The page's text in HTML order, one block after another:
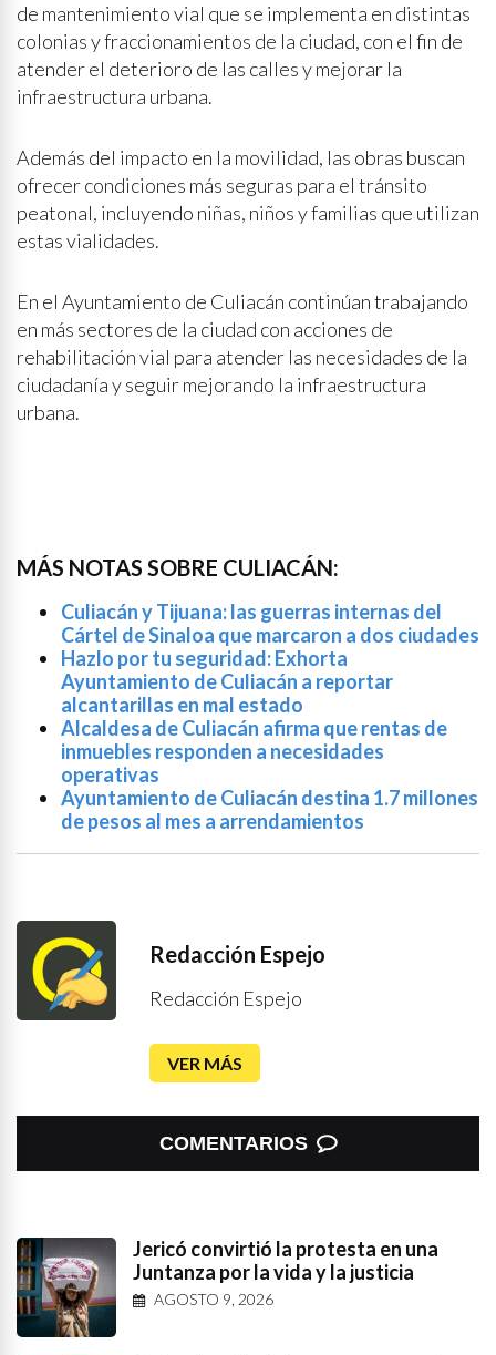
de mantenimiento vial que se implementa en distintas
colonias y fraccionamientos de la ciudad, con el fin de
atender el deterioro de las calles y mejorar la
infraestructura urbana.
Además del impacto en la movilidad, las obras buscan
ofrecer condiciones más seguras para el tránsito
peatonal, incluyendo niñas, niños y familias que utilizan
estas vialidades.
En el Ayuntamiento de Culiacán continúan trabajando
en más sectores de la ciudad con acciones de
rehabilitación vial para atender las necesidades de la
ciudadanía y seguir mejorando la infraestructura
urbana.
MÁS NOTAS SOBRE CULIACÁN:
Culiacán y Tijuana: las guerras internas del
Cártel de Sinaloa que marcaron a dos ciudades
Hazlo por tu seguridad: Exhorta
Ayuntamiento de Culiacán a reportar
alcantarillas en mal estado
Alcaldesa de Culiacán afirma que rentas de
inmuebles responden a necesidades
operativas
Ayuntamiento de Culiacán destina 1.7 millones
de pesos al mes a arrendamientos
Redacción Espejo
Redacción Espejo
VER MÁS
COMENTARIOS
Jericó convirtió la protesta en una
Juntanza por la vida y la justicia
AGOSTO 9, 2026